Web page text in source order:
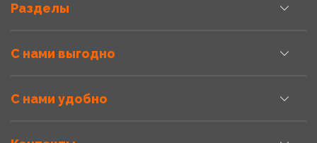
Разделы
С нами выгодно
С нами удобно